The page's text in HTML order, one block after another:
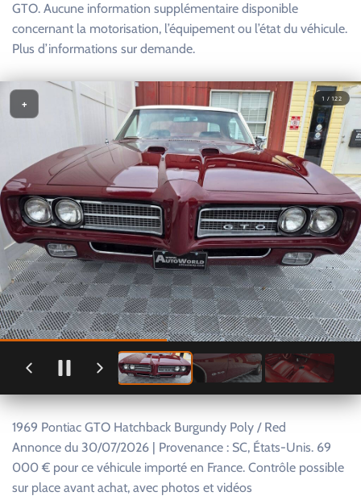
GTO. Aucune information supplémentaire disponible
concernant la motorisation, l’équipement ou l’état du véhicule.
Plus d’informations sur demande.
1 / 122
+
1969 Pontiac GTO Hatchback Burgundy Poly / Red
Annonce du 30/07/2026 | Provenance : SC, États-Unis. 69
000 € pour ce véhicule importé en France. Contrôle possible
sur place avant achat, avec photos et vidéos